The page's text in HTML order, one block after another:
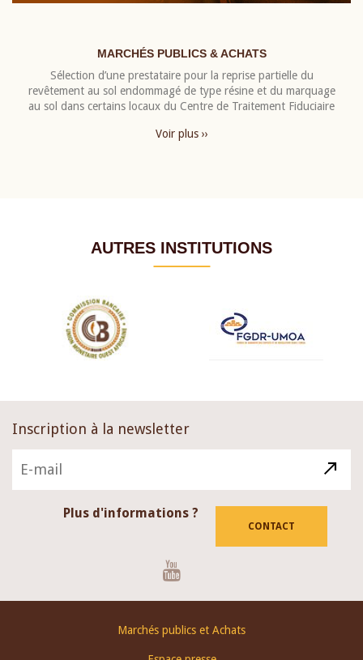
MARCHÉS PUBLICS & ACHATS
Sélection d’une prestataire pour la reprise partielle du
revêtement au sol endommagé de type résine et du marquage
au sol dans certains locaux du Centre de Traitement Fiduciaire
Voir plus ››
AUTRES INSTITUTIONS
Inscription à la newsletter
Plus d'informations ?
CONTACT
Marchés publics et Achats